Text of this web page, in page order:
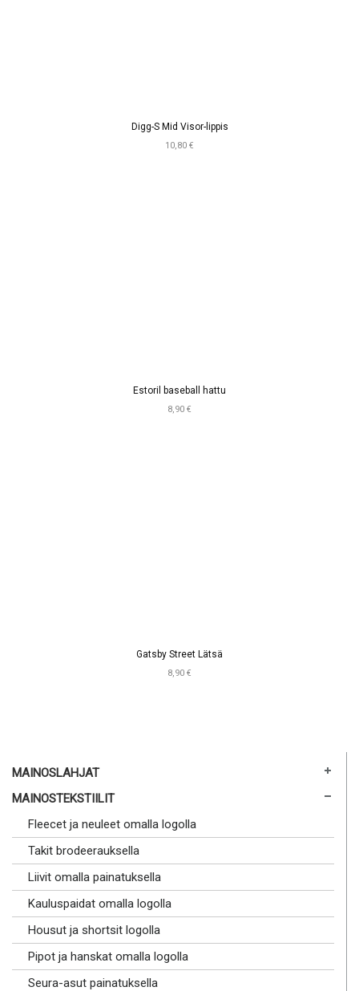
Digg-S Mid Visor-lippis
10,80 €
Estoril baseball hattu
8,90 €
Gatsby Street Lätsä
8,90 €
MAINOSLAHJAT
MAINOSTEKSTIILIT
Fleecet ja neuleet omalla logolla
Takit brodeerauksella
Liivit omalla painatuksella
Kauluspaidat omalla logolla
Housut ja shortsit logolla
Pipot ja hanskat omalla logolla
Seura-asut painatuksella